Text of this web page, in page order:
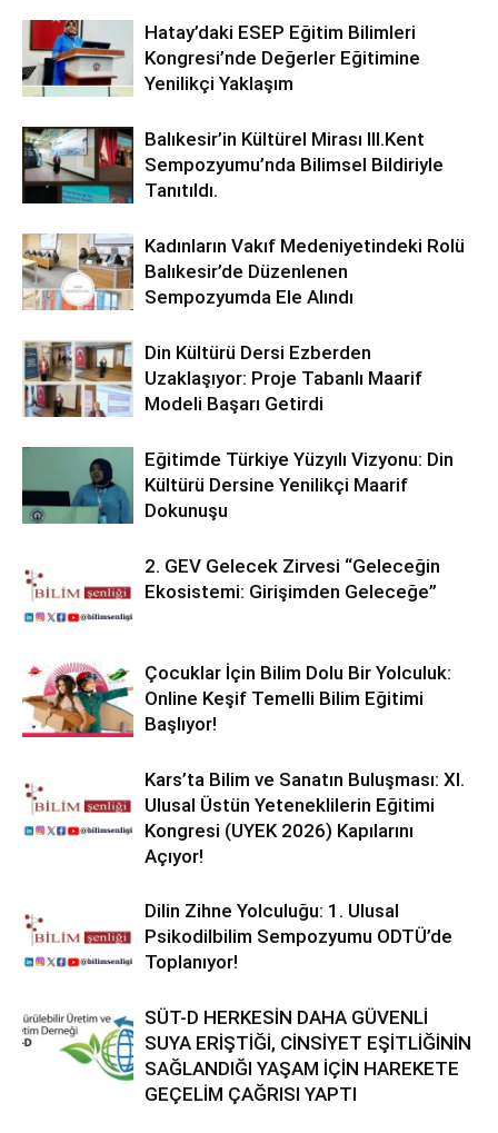
Hatay’daki ESEP Eğitim Bilimleri
Kongresi’nde Değerler Eğitimine
Yenilikçi Yaklaşım
Balıkesir’in Kültürel Mirası lll.Kent
Sempozyumu’nda Bilimsel Bildiriyle
Tanıtıldı.
Kadınların Vakıf Medeniyetindeki Rolü
Balıkesir’de Düzenlenen
Sempozyumda Ele Alındı
Din Kültürü Dersi Ezberden
Uzaklaşıyor: Proje Tabanlı Maarif
Modeli Başarı Getirdi
Eğitimde Türkiye Yüzyılı Vizyonu: Din
Kültürü Dersine Yenilikçi Maarif
Dokunuşu
2. GEV Gelecek Zirvesi “Geleceğin
Ekosistemi: Girişimden Geleceğe”
Çocuklar İçin Bilim Dolu Bir Yolculuk:
Online Keşif Temelli Bilim Eğitimi
Başlıyor!
Kars’ta Bilim ve Sanatın Buluşması: XI.
Ulusal Üstün Yeteneklilerin Eğitimi
Kongresi (UYEK 2026) Kapılarını
Açıyor!
Dilin Zihne Yolculuğu: 1. Ulusal
Psikodilbilim Sempozyumu ODTÜ’de
Toplanıyor!
SÜT-D HERKESİN DAHA GÜVENLİ
SUYA ERİŞTİĞİ, CİNSİYET EŞİTLİĞİNİN
SAĞLANDIĞI YAŞAM İÇİN HAREKETE
GEÇELİM ÇAĞRISI YAPTI